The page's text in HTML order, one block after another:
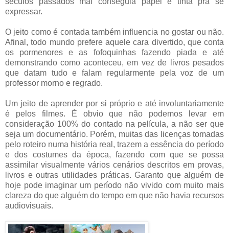
expressar.
O jeito como é contada também influencia no gostar ou não.
Afinal, todo mundo prefere aquele cara divertido, que conta
os pormenores e as fofoquinhas fazendo piada e até
demonstrando como aconteceu, em vez de livros pesados
que datam tudo e falam regularmente pela voz de um
professor morno e regrado.
Um jeito de aprender por si próprio e até involuntariamente
é pelos filmes. É obvio que não podemos levar em
consideração 100% do contado na película, a não ser que
seja um documentário. Porém, muitas das licenças tomadas
pelo roteiro numa história real, trazem a essência do período
e dos costumes da época, fazendo com que se possa
assimilar visualmente vários cenários descritos em provas,
livros e outras utilidades práticas. Garanto que alguém de
hoje pode imaginar um período não vivido com muito mais
clareza do que alguém do tempo em que não havia recursos
audiovisuais.